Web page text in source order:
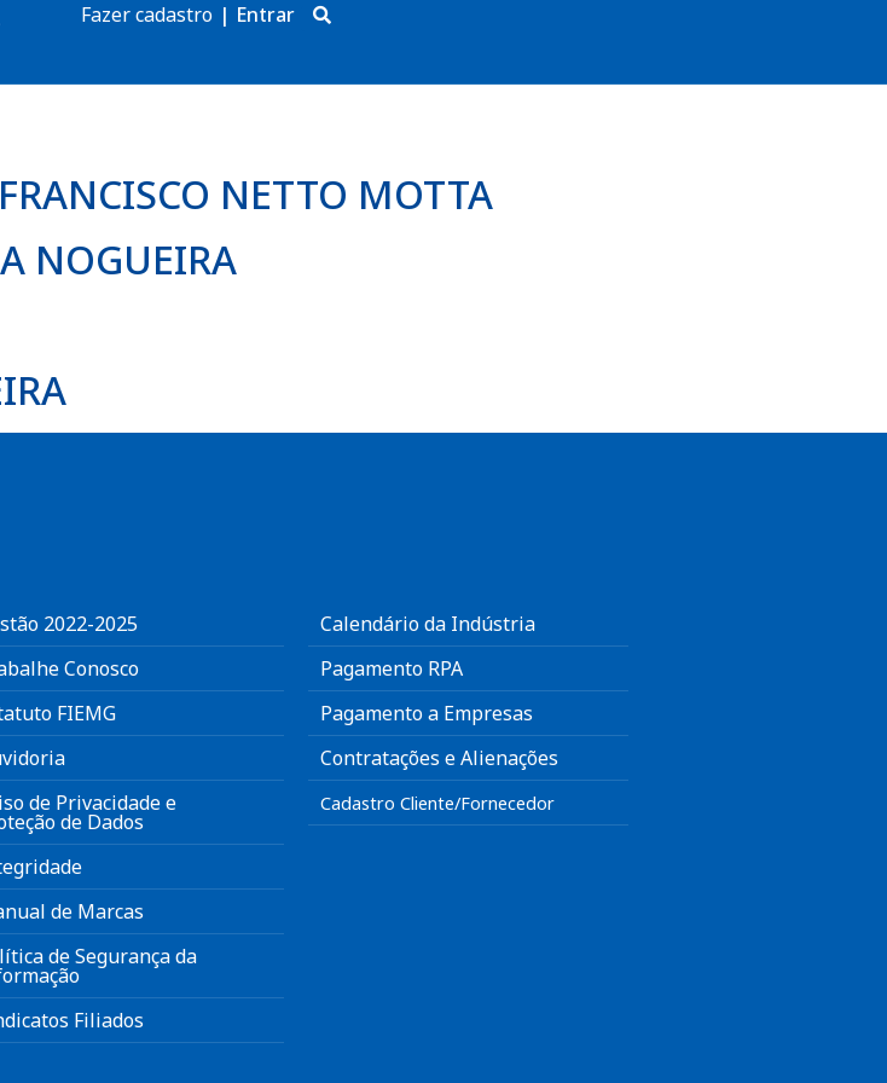
Fazer cadastro | Entrar
NETTO MOTTA
NOGUEIRA
2022-2025
Conosco
FIEMG
de Privacidade e
de Dados
de Marcas
de Segurança da
Filiados
Calendário da Indústria
Pagamento RPA
Pagamento a Empresas
Contratações e Alienações
Cadastro Cliente/Fornecedor